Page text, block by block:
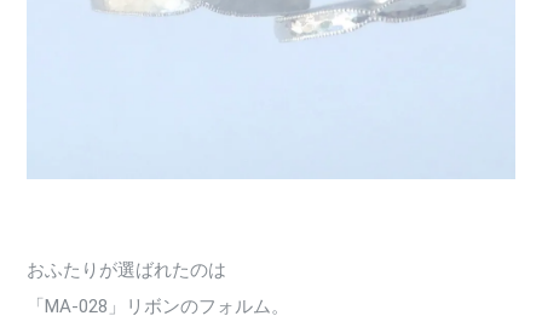
おふたりが選ばれたのは
「MA-028」リボンのフォルム。